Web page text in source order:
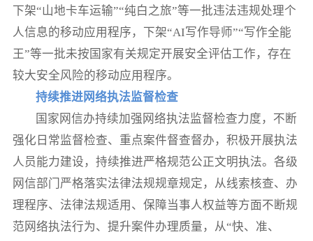
下架“山地卡车运输”“纯白之旅”等一批违法违规处理个
人信息的移动应用程序，下架“AI写作导师”“写作全能
王”等一批未按国家有关规定开展安全评估工作，存在
较大安全风险的移动应用程序。
持续推进网络执法监督检查
国家网信办持续加强网络执法监督检查力度，不断
强化日常监督检查、重点案件督查督办，积极开展执法
人员能力建设，持续推进严格规范公正文明执法。各级
网信部门严格落实法律法规规章规定，从线索核查、办
理程序、法律法规适用、保障当事人权益等方面不断规
范网络执法行为、提升案件办理质量，从“快、准、